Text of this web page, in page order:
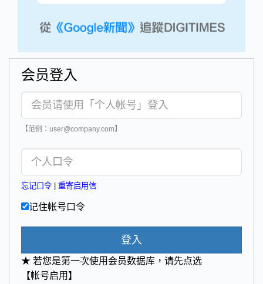
会员登入
【范例：user@company.com】
忘记口令 重寄启用信
记住帐号口令
登入
★ 若您是第一次使用会员数据库，请先点选
【帐号启用】